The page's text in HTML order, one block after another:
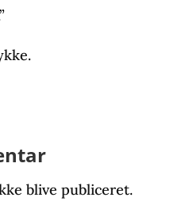
blive publiceret.